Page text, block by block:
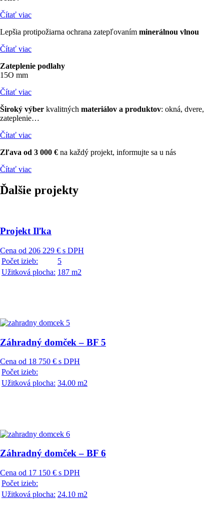
Čítať viac
Lepšia protipožiarna ochrana zatepľovaním minerálnou vlnou
Čítať viac
Zateplenie podlahy
15O mm
Čítať viac
Široký výber kvalitných materiálov a produktov: okná, dvere,
zateplenie…
Čítať viac
Zľava od 3 000 € na každý projekt, informujte sa u nás
Čítať viac
Ďalšie projekty
Projekt Iľka
Cena od 206 229 € s DPH
Počet izieb:
5
Užitková plocha: 187 m2
Záhradný domček – BF 5
Cena od 18 750 € s DPH
Počet izieb:
Užitková plocha: 34.00 m2
Záhradný domček – BF 6
Cena od 17 150 € s DPH
Počet izieb:
Užitková plocha: 24.10 m2